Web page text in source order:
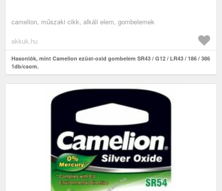
camelion, műszaki cikk, alkáli elem, gombelemek
akkuk.hu
Hasonlók, mint Camelion ezüst-oxid gombelem SR43 / G12 / LR43 / 186 / 386
1db/csom.